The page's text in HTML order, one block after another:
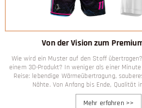
Von der Vision zum
Wie wird ein Muster auf den Stoff
einem 3D-Produkt? In weniger als einer
Reise: lebendige Wärmeübertragung,
Nähte. Von Anfang bis Ende, Qualität
Mehr erfahren>>